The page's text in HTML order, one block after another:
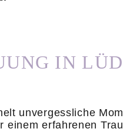
IN
unvergessliche
erfahrenen